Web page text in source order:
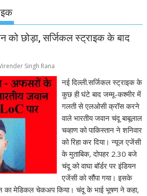
को छोड़ा, सर्जिकल स्ट्राइक के बाद
Singh Rana
नई दिल्ली.सर्जिकल स्ट्राइक के
कुछ ही घंटे बाद जम्मू-कश्मीर में
गलती से एलओसी क्रॉस करने
वाले भारतीय जवान चंदू बाबूलाल
चव्हाण को पाकिस्तान ने शनिवार
को रिहा कर दिया। न्यूज एजेंसी
के मुताबिक, दोपहर 2.30 बजे
चंदू को वाघा बॉर्डर पर इंडियन
एजेंसी को सौंपा गया। इसके
का मेडिकल चेकअप किया। चंदू के भाई भूषण ने कहा,